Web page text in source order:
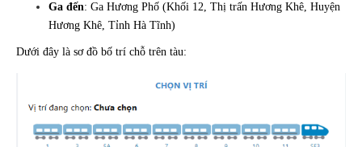
Ga đến: Ga Hương Phố (Khối 12, Thị trấn Hương Khê, Huyện
Hương Khê, Tỉnh Hà Tĩnh)
Dưới đây là sơ đồ bố trí chỗ trên tàu: